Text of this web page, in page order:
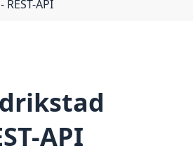
API
API